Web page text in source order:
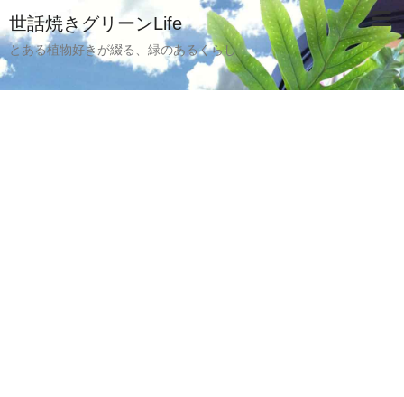
世話焼きグリーンLife
とある植物好きが綴る、緑のあるくらし